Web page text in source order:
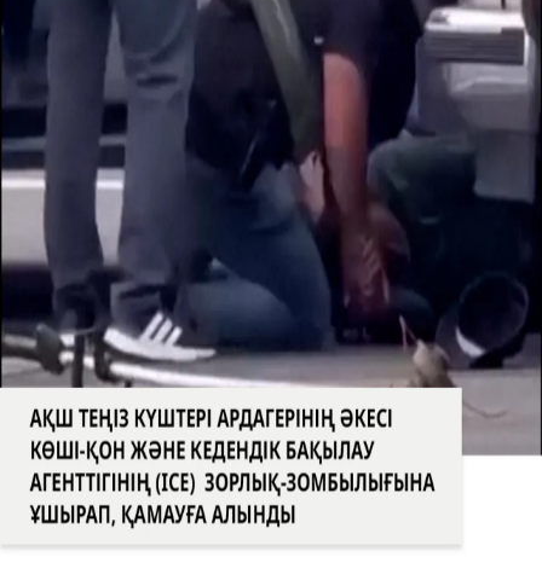
Әкесі қамауда көз жұмды
Куәгерлер қарияны тонауға рұқсат бермеді
12 жасар марокколық бала көз жасын тыя алмады
Жолбарыс 70 жылдан кейін табиғи мекеніне оралды
Бөлісу
АҚШ Теңіз күштері ардагерінің әкесі зорлық-
зомбылыққа ұшырады
АҚШ Теңіз күштері ардагерінің әкесі Көші-қон және
кедендік бақылау агенттігінің (ICE) зорлық-
зомбылығына ұшырап, қамауға алынды
Басқа да видеолар
Түркия, Сауд Арабиясы және Пәкістан «Мекке бірлескен
қорғаныс келісіміне» қол қойды
Израиль Ливанға қарсы әскери операцияларын
күшейтуде
Әлемдегі ең үлкен кран кемелерінің бірі «Saipem 7000»
Босфор бұғазынан өтті
Таиландта мектепте шабуыл жасалды
Израиль Газадағы «Сары сызықты» палестиналықтар
үшін қалай қауіпті аймаққа айналдырып жатыр?
Шатырда қалып қойған мысықты үтік тақтасымен
құтқарды
Әкесі қамауда көз жұмды